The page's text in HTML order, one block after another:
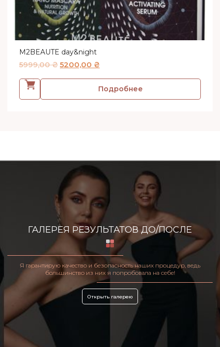
M2BEAUTE day&night
5999,00₴ 5200,00 ₴
Подробнее
ГАЛЕРЕЯ РЕЗУЛЬТАТОВ ДО/ПОСЛЕ
Я гарантирую качество и безопасность наших процедур, ведь
большинство из них я попробовала на себе!
Открыть галерею